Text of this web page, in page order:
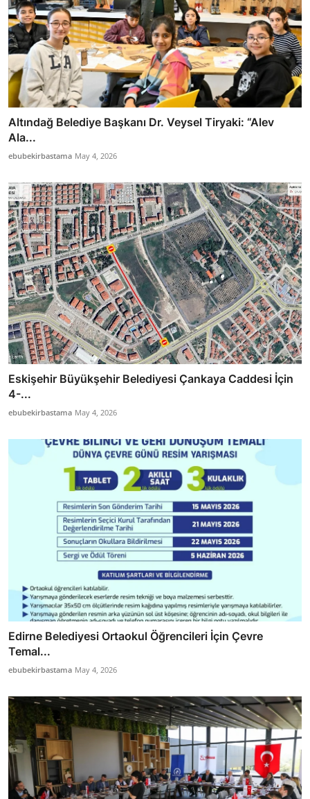
Altındağ Belediye Başkanı Dr. Veysel Tiryaki: “Alev
Ala...
ebubekirbastama May 4, 2026
Eskişehir Büyükşehir Belediyesi Çankaya Caddesi İçin
4-...
ebubekirbastama May 4, 2026
Edirne Belediyesi Ortaokul Öğrencileri İçin Çevre
Temal...
ebubekirbastama May 4, 2026